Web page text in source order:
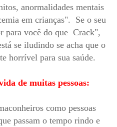
anormalidades mentais
em crianças". Se o seu
para você do que Crack",
se iludindo se acha que o
horrível para sua saúde.
de muitas pessoas:
como pessoas
passam o tempo rindo e